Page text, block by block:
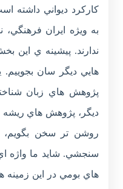
کارکرد ديواني داشته
به ويژه ايران فرهنگي،
ندارند. پيشينه ي اين
هايي ديگر سان بجوييم.
پژوهش هاي زبان
ديگر، پژوهش هاي ريشه
روشن تر سخن
سنجشي. شايد ما واژه
هاي بومي در اين زمينه